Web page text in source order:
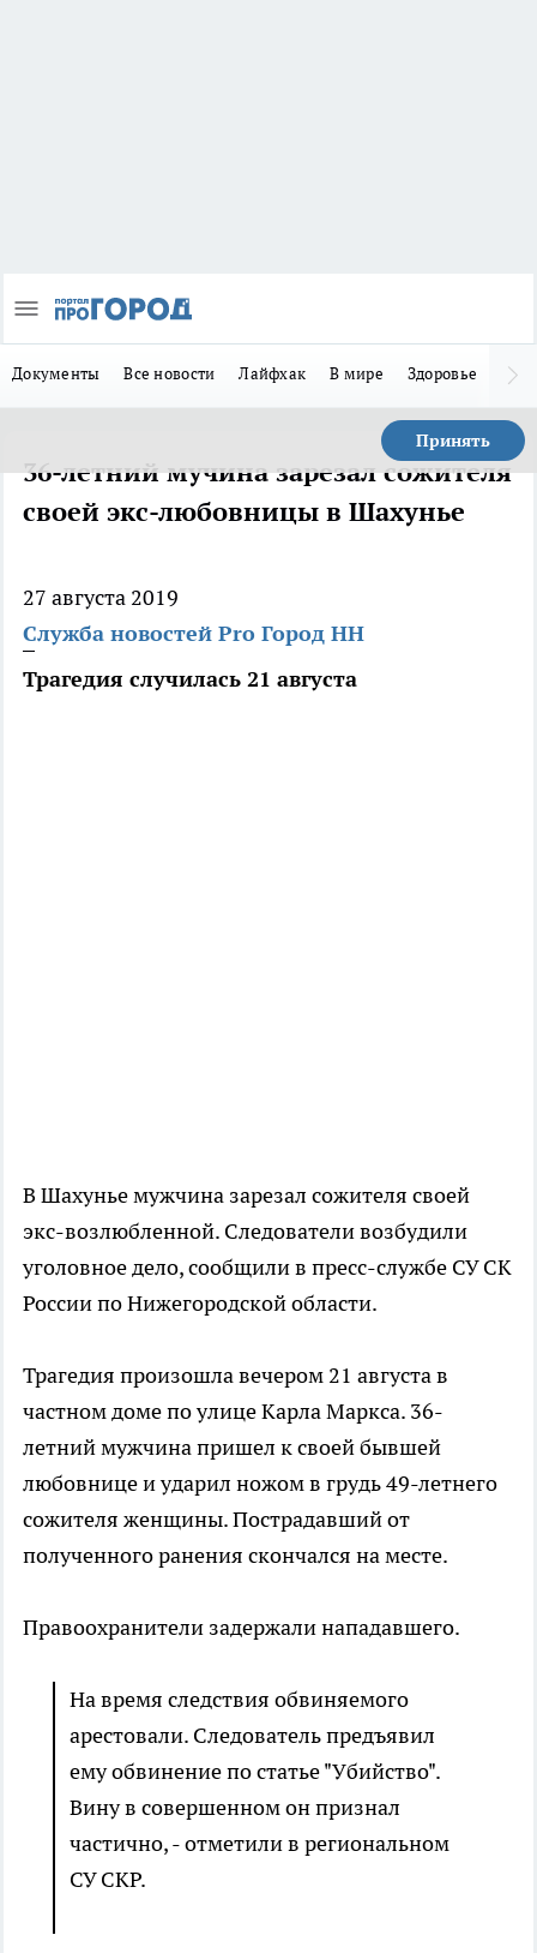
Документы Все новости Лайфхак В мире Здоровье
Принять
36-летний мучина зарезал сожителя
своей экс-любовницы в Шахунье
27 августа 2019
Служба новостей Pro Город НН
Трагедия случилась 21 августа
В Шахунье мужчина зарезал сожителя своей
экс-возлюбленной. Следователи возбудили
уголовное дело, сообщили в пресс-службе СУ СК
России по Нижегородской области.
Трагедия произошла вечером 21 августа в
частном доме по улице Карла Маркса. 36-
летний мужчина пришел к своей бывшей
любовнице и ударил ножом в грудь 49-летнего
сожителя женщины. Пострадавший от
полученного ранения скончался на месте.
Правоохранители задержали нападавшего.
На время следствия обвиняемого
арестовали. Следователь предъявил
ему обвинение по статье "Убийство".
Вину в совершенном он признал
частично, - отметили в региональном
СУ СКР.